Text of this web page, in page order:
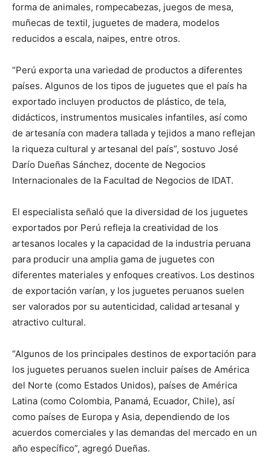
forma de animales, rompecabezas, juegos de mesa,
muñecas de textil, juguetes de madera, modelos
reducidos a escala, naipes, entre otros.
“Perú exporta una variedad de productos a diferentes
países. Algunos de los tipos de juguetes que el país ha
exportado incluyen productos de plástico, de tela,
didácticos, instrumentos musicales infantiles, así como
de artesanía con madera tallada y tejidos a mano reflejan
la riqueza cultural y artesanal del país”, sostuvo José
Darío Dueñas Sánchez, docente de Negocios
Internacionales de la Facultad de Negocios de IDAT.
El especialista señaló que la diversidad de los juguetes
exportados por Perú refleja la creatividad de los
artesanos locales y la capacidad de la industria peruana
para producir una amplia gama de juguetes con
diferentes materiales y enfoques creativos. Los destinos
de exportación varían, y los juguetes peruanos suelen
ser valorados por su autenticidad, calidad artesanal y
atractivo cultural.
“Algunos de los principales destinos de exportación para
los juguetes peruanos suelen incluir países de América
del Norte (como Estados Unidos), países de América
Latina (como Colombia, Panamá, Ecuador, Chile), así
como países de Europa y Asia, dependiendo de los
acuerdos comerciales y las demandas del mercado en un
año específico”, agregó Dueñas.